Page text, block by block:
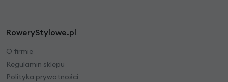
RoweryStylowe.pl
O firmie
Regulamin sklepu
Polityka prywatności